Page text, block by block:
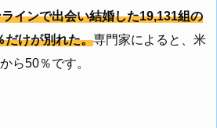
インで出会い結婚した19,131組の
だけが別れた。専門家によると、米
ら50％です。